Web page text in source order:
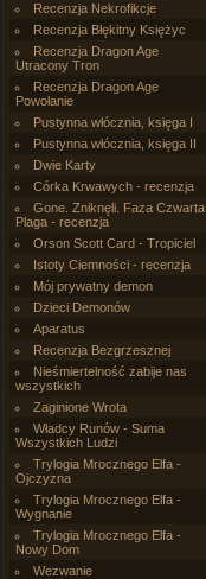
Recenzja Nekrofikcje
Recenzja Błękitny Księżyc
Recenzja Dragon Age
Utracony Tron
Recenzja Dragon Age
Powołanie
Pustynna włócznia, księga I
Pustynna włócznia, księga II
Dwie Karty
Córka Krwawych - recenzja
Gone. Zniknęli. Faza Czwarta.
Plaga - recenzja
Orson Scott Card - Tropiciel
Istoty Ciemności - recenzja
Mój prywatny demon
Dzieci Demonów
Aparatus
Recenzja Bezgrzesznej
Nieśmiertelność zabije nas
wszystkich
Zaginione Wrota
Władcy Runów - Suma
Wszystkich Ludzi
Trylogia Mrocznego Elfa -
Ojczyzna
Trylogia Mrocznego Elfa -
Wygnanie
Trylogia Mrocznego Elfa -
Nowy Dom
Wezwanie